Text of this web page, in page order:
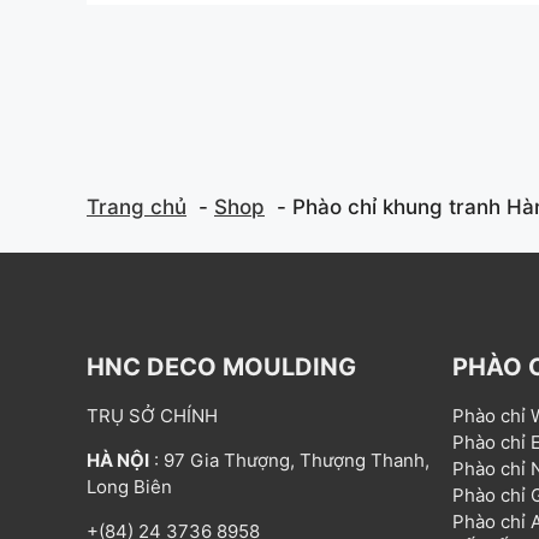
Trang chủ Shop Phào chỉ khung tranh
HNC DECO MOULDING
TRỤ SỞ CHÍNH
HÀ NỘI : 97 Gia Thượng, Thượng Thanh,
Long Biên
+(84) 24 3736 8958
PHÀO
Phào chỉ
Phào chỉ
Phào chỉ
Phào chỉ
Phào chỉ